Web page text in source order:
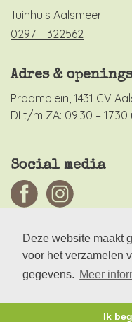
Deze website maakt
voor het verzamelen
gegevens. Meer
Ik
Tuinhuis Aalsmeer
0297 – 322562
Adres &
Praamplein, 1431 CV
DI t/m ZA: 09:30 – 17.30
Social media